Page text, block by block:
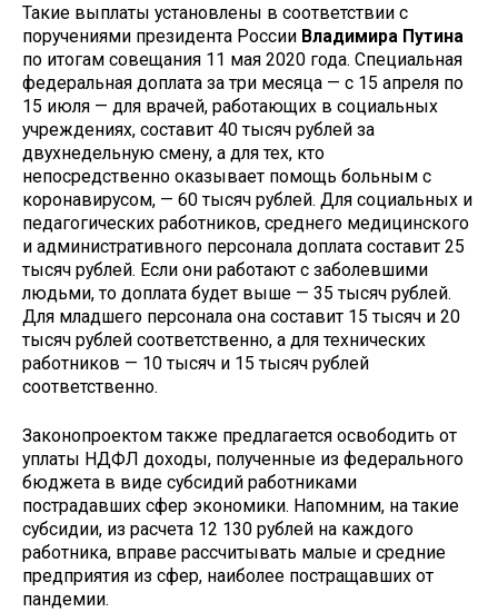
Такие выплаты установлены в соответствии с
поручениями президента России Владимира Путина
по итогам совещания 11 мая 2020 года. Специальная
федеральная доплата за три месяца — с 15 апреля по
15 июля — для врачей, работающих в социальных
учреждениях, составит 40 тысяч рублей за
двухнедельную смену, а для тех, кто
непосредственно оказывает помощь больным с
коронавирусом, — 60 тысяч рублей. Для социальных и
педагогических работников, среднего медицинского
и административного персонала доплата составит 25
тысяч рублей. Если они работают с заболевшими
людьми, то доплата будет выше — 35 тысяч рублей.
Для младшего персонала она составит 15 тысяч и 20
тысяч рублей соответственно, а для технических
работников — 10 тысяч и 15 тысяч рублей
соответственно.
Законопроектом также предлагается освободить от
уплаты НДФЛ доходы, полученные из федерального
бюджета в виде субсидий работниками
пострадавших сфер экономики. Напомним, на такие
субсидии, из расчета 12 130 рублей на каждого
работника, вправе рассчитывать малые и средние
предприятия из сфер, наиболее постращавших от
пандемии.